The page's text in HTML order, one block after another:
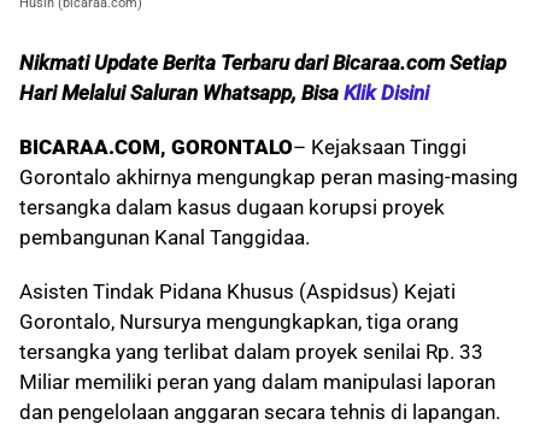
Nikmati Update Berita Terbaru dari Bicaraa.com Setiap
Hari Melalui Saluran Whatsapp, Bisa Klik Disini
BICARAA.COM, GORONTALO– Kejaksaan Tinggi
Gorontalo akhirnya mengungkap peran masing-masing
tersangka dalam kasus dugaan korupsi proyek
pembangunan Kanal Tanggidaa.
Asisten Tindak Pidana Khusus (Aspidsus) Kejati
Gorontalo, Nursurya mengungkapkan, tiga orang
tersangka yang terlibat dalam proyek senilai Rp. 33
Miliar memiliki peran yang dalam manipulasi laporan
dan pengelolaan anggaran secara tehnis di lapangan.